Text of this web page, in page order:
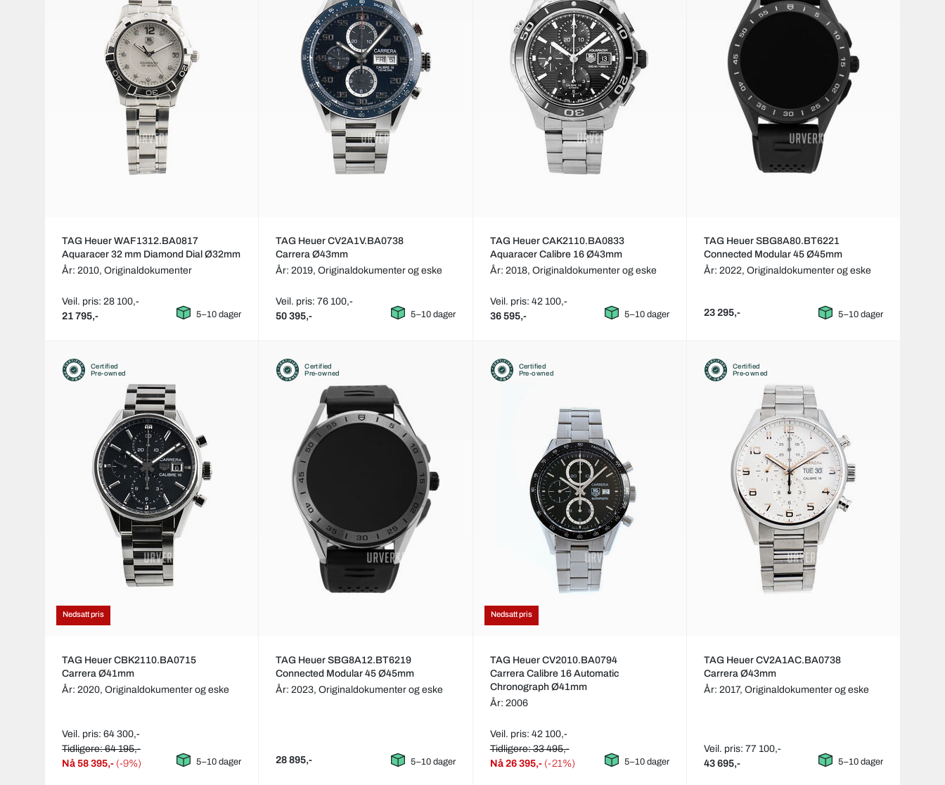
TAG Heuer WAF1312.BA0817
Aquaracer 32 mm Diamond Dial Ø32mm
År: 2010, Originaldokumenter
Veil. pris: 28 100,-
21 795,- 5–10 dager
TAG Heuer CV2A1V.BA0738
Carrera Ø43mm
År: 2019,Originaldokumenter og eske
Veil. pris: 76 100,-
50 395,- 5–10 dager
TAG Heuer CAK2110.BA0833
Aquaracer Calibre 16 Ø43mm
År: 2018, Originaldokumenter og eske
Veil. pris: 42 100,-
36 595,- 5–10 dager
TAG Heuer SBG8A80.BT6221
Connected Modular 45 Ø45mm
År: 2022, Originaldokumenter og eske
23 295,- 5–10 dager
Certified
Pre-owned
Nedsatt pris
TAG Heuer CBK2110.BA0715
Carrera Ø41mm
År: 2020, Originaldokumenter og eske
Veil. pris: 64 300,-
Tidligere: 64 195,-
Nå58 395,- (-9%) 5–10 dager
Certified
Pre-owned
TAG Heuer SBG8A12.BT6219
Connected Modular 45 Ø45mm
År: 2023,Originaldokumenter og eske
28 895,- 5–10 dager
Certified
Pre-owned
Nedsatt pris
TAG Heuer CV2010.BA0794
Carrera Calibre 16 Automatic
Chronograph Ø41mm
År: 2006
Veil. pris: 42 100,-
Tidligere: 33 495,-
Nå26 395,- (-21%) 5–10 dager
Certified
Pre-owned
TAG Heuer CV2A1AC.BA0738
Carrera Ø43mm
År: 2017, Originaldokumenter og eske
Veil. pris: 77 100,-
43 695,- 5–10 dager